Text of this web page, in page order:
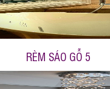
RÈM SÁO GỖ 5